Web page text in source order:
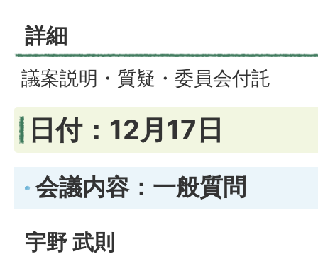
詳細
議案説明・質疑・委員会付託
日付：12月17日
会議内容：一般質問
宇野 武則